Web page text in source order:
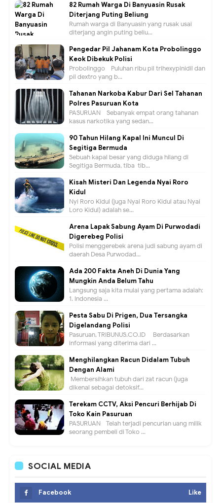
82 Rumah Warga Di Banyuasin Rusak
Diterjang Puting Beliung
Rumah warga di Banyuasin yang rusak usai
diterjang angin puting beliu...
Pengedar Pil Jahanam Kota Probolinggo
Keok Dibekuk Polisi
Probolinggo - Puluhan ribu pil trihexypinidil dan
pil dextro yang b...
Tahanan Narkoba Kabur Dari Sel Tahanan
Polres Pasuruan Kota
PASURUAN - Sebanyak empat orang tahanan
kasus narkotika yang sedan...
90 Tahun Hilang Kapal Ini Muncul Di
Segitiga Bermuda
Sebuah kapal besar yang diduga hilang di
Segitiga Bermuda, tiba-tib...
Kisah Misteri Dan Legenda Nyai Roro
Kidul
Nyi Roro Kidul (juga Nyai Roro Kidul atau Nyai
Loro Kidul) adalah se...
Arena Lapak Sabung Ayam Di Purwodadi
Digerebeg Polisi
Polisi menggerebek arena judi sabung ayam di
daerah Desa Purwodad...
Ada 200 Fakta Aneh Di Dunia Yang
Mungkin Anda Belum Tahu
Langsung saja kita mulai yang pertama adalah:
1. Indonesia ...
Pesta Sabu Di Prigen, Dua Tersangka
Digelandang Polisi
Pasuruan, TRIBUNUS.CO.ID - Berdasarkan
informasi yang diterima dari ...
Menghilangkan Racun Didalam Tubuh
Dengan Alami
Membersihkan tubuh dari zat racun (juga
dikenal sebagai detoksif...
Terekam CCTV, Aksi Pencuri Berhijab Di
Toko Kain Pasuruan
PASURUAN - Telah terjadi pencurian uang milik
seorang pembeli di Toko ...
SOCIAL MEDIA
Facebook Like